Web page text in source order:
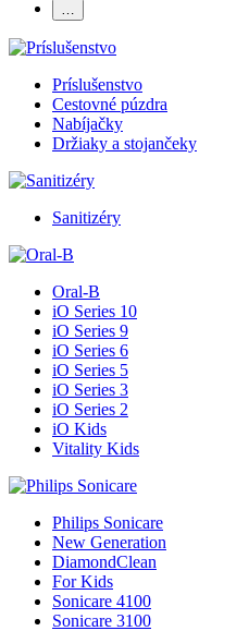
…
Príslušenstvo
Cestovné púzdra
Nabíjačky
Držiaky a stojančeky
Sanitizéry
Oral-B
iO Series 10
iO Series 9
iO Series 6
iO Series 5
iO Series 3
iO Series 2
iO Kids
Vitality Kids
Philips Sonicare
New Generation
DiamondClean
For Kids
Sonicare 4100
Sonicare 3100